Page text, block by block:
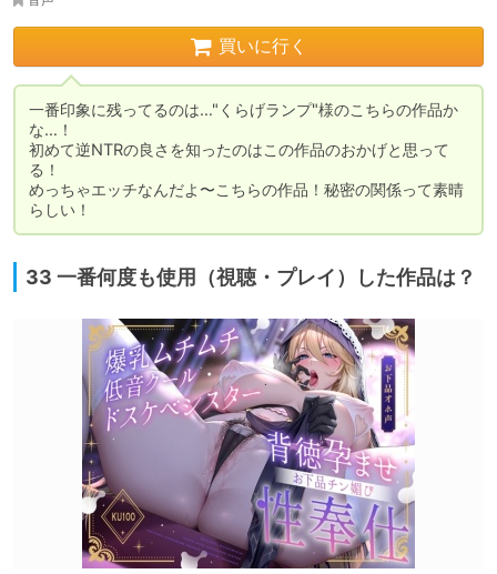
買いに行く
一番印象に残ってるのは…"くらげランプ"様のこちらの作品か
な…！
初めて逆NTRの良さを知ったのはこの作品のおかげと思って
る！
めっちゃエッチなんだよ〜こちらの作品！秘密の関係って素晴
らしい！
33 一番何度も使用（視聴・プレイ）した作品は？